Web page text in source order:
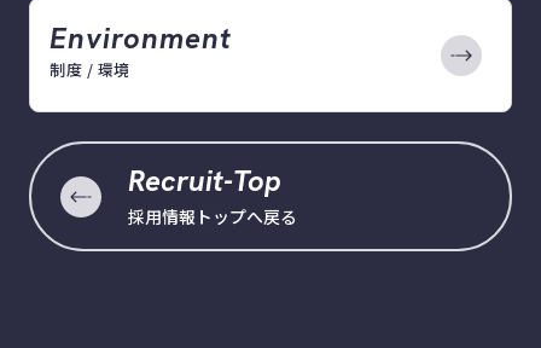
Environment
制度 / 環境
Recruit-Top
採用情報トップへ戻る